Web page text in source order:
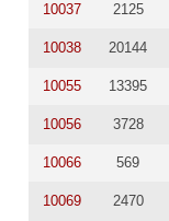
10037 2125
10038 20144
10055 13395
10056 3728
10066 569
10069 2470